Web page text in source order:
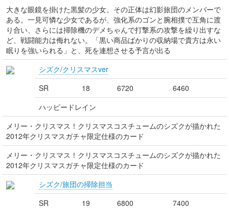
大きな眼鏡を掛けた黒髪の少女。その正体は幻影旅団のメンバーで
ある。一見可憐な少女であるが、強化系のゴンと腕相撲で互角に渡
り合い、さらには掃除機のデメちゃんで打撃系の攻撃を繰り出すな
ど、戦闘能力は侮れない。「黒い商品ばかりの収納場で貴方は永い
眠りを強いられる」と、死を連想させる予言が出る
シズク/クリスマスver
SR
18 6720
6460
ハッピードレイン
メリー・クリスマス！クリスマスコスチュームのシズクが描かれた
2012年クリスマスガチャ限定仕様のカード
メリー・クリスマス！クリスマスコスチュームのシズクが描かれた
2012年クリスマスガチャ限定仕様のカード
シズク/旅団の掃除担当
SR
19 6800
7400